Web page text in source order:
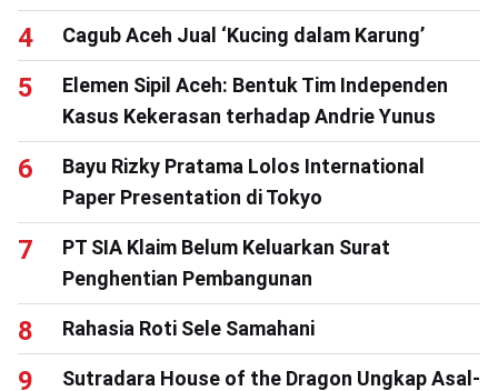
Cagub Aceh Jual ‘Kucing dalam Karung’
Elemen Sipil Aceh: Bentuk Tim Independen
Kasus Kekerasan terhadap Andrie Yunus
Bayu Rizky Pratama Lolos International
Paper Presentation di Tokyo
PT SIA Klaim Belum Keluarkan Surat
Penghentian Pembangunan
Rahasia Roti Sele Samahani
Sutradara House of the Dragon Ungkap Asal-